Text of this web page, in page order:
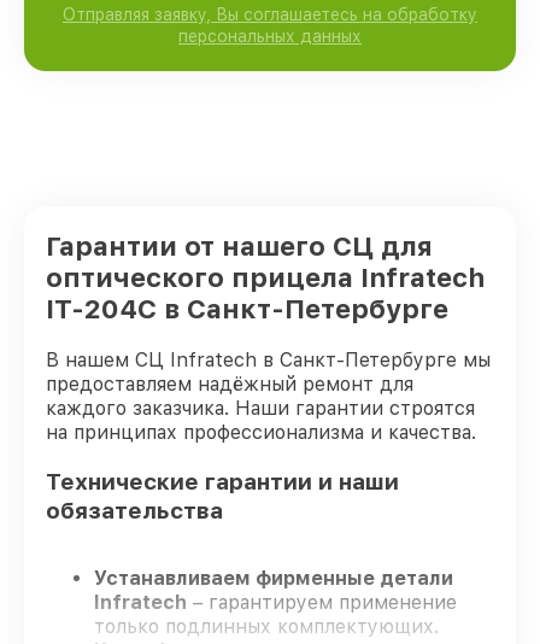
Отправляя заявку, Вы соглашаетесь на обработку
персональных данных
Гарантии от нашего СЦ для
оптического прицела Infratech
IT-204C в Санкт-Петербурге
В нашем СЦ Infratech в Санкт-Петербурге мы
предоставляем надёжный ремонт для
каждого заказчика. Наши гарантии строятся
на принципах профессионализма и качества.
Технические гарантии и наши
обязательства
Устанавливаем фирменные детали
Infratech – гарантируем применение
только подлинных комплектующих.